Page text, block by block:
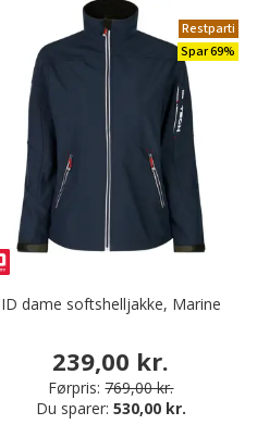
Restparti
Spar 69%
ID dame softshelljakke, Marine
239,00 kr.
Førpris: 769,00 kr.
Du sparer: 530,00 kr.